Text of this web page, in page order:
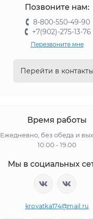
Позвоните нам:
8-800-550-49-90
+7(902)-275-13-76
Перезвоните мне
Перейти в контакты
Время работы
Ежедневно, без обеда и
10.00 - 19.00
Мы в социальных
krovatka174@mail.ru